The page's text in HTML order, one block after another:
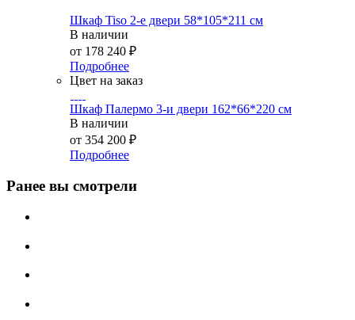
Шкаф Tiso 2-е двери 58*105*211 см
В наличии
от 178 240 ₽
Подробнее
Цвет на заказ
Шкаф Палермо 3-и двери 162*66*220 см
В наличии
от 354 200 ₽
Подробнее
Ранее вы смотрели